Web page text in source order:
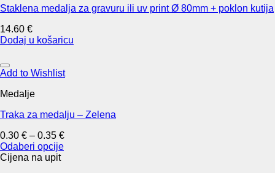
options
be
chosen
the
product
Staklena medalja za gravuru ili uv print Ø 80mm + poklon kutija
14.60 €
Dodaj u košaricu
Add to Wishlist
Medalje
Traka za medalju – Zelena
0.30 € – 0.35 €
Odaberi opcije
This
Cijena na upit